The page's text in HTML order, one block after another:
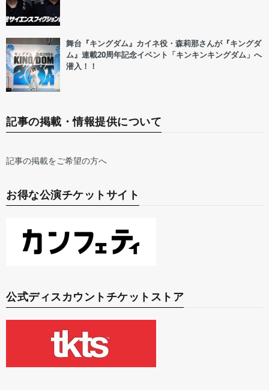
舞台『キングダム』カイネ役・森莉那さんが『キングダ
ム』連載20周年記念イベント「キンキンキングダム」へ
潜入！！
記事の掲載・情報提供について
記事の掲載をご希望の方へ
お得な公演チケットサイト
公式ディスカウントチケットストア